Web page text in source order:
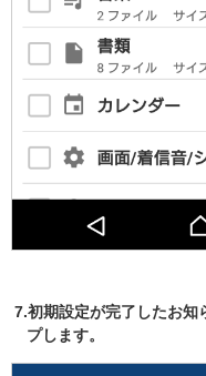
7.初期設定が完了したお知
プします。